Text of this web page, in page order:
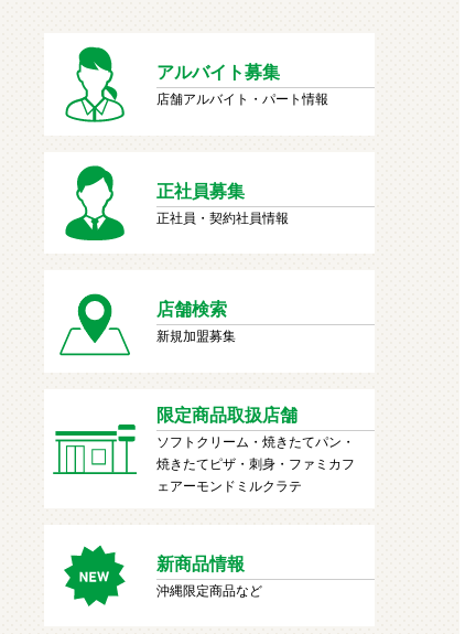
アルバイト募集
店舗アルバイト・パート情報
正社員募集
正社員・契約社員情報
店舗検索
新規加盟募集
限定商品取扱店舗
ソフトクリーム・焼きたてパン・
焼きたてピザ・刺身・ファミカフ
ェアーモンドミルクラテ
新商品情報
沖縄限定商品など